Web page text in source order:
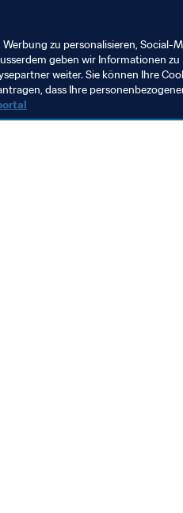
zu personalisieren, Social-
geben wir Informationen
weiter. Sie können Ihre
dass Ihre